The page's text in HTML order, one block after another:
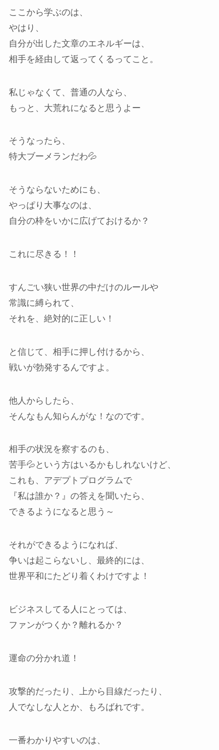
ここから学ぶのは、
やはり、
自分が出した文章のエネルギーは、
相手を経由して返ってくるってこと。
私じゃなくて、普通の人なら、
もっと、大荒れになると思うよー
そうなったら、
特大ブーメランだわ💦
そうならないためにも、
やっぱり大事なのは、
自分の枠をいかに広げておけるか？
これに尽きる！！
すんごい狭い世界の中だけのルールや
常識に縛られて、
それを、絶対的に正しい！
と信じて、相手に押し付けるから、
戦いが勃発するんですよ。
他人からしたら、
そんなもん知らんがな！なのです。
相手の状況を察するのも、
苦手💦という方はいるかもしれないけど、
これも、アデプトプログラムで
『私は誰か？』の答えを聞いたら、
できるようになると思う～
それができるようになれば、
争いは起こらないし、最終的には、
世界平和にたどり着くわけですよ！
ビジネスしてる人にとっては、
ファンがつくか？離れるか？
運命の分かれ道！
攻撃的だったり、上から目線だったり、
人でなしな人とか、もろばれです。
一番わかりやすいのは、